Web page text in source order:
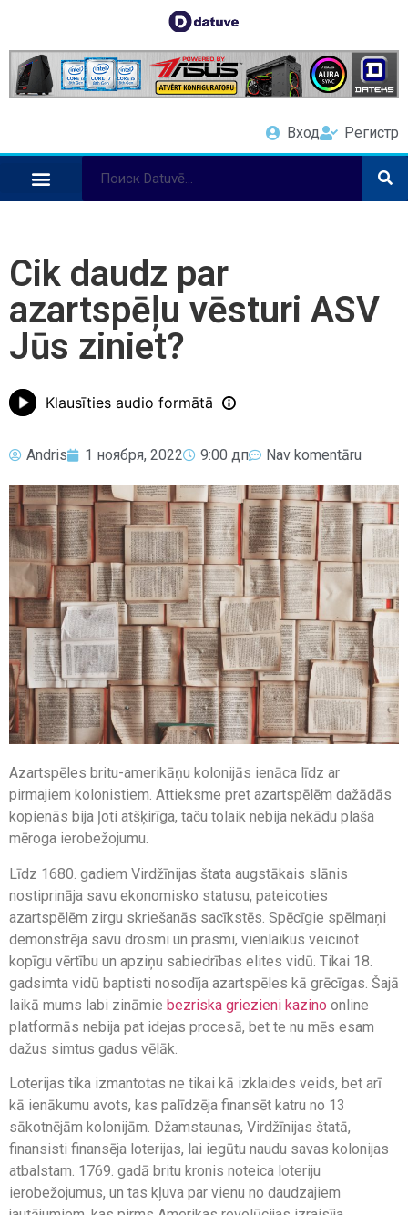
Вход Регистр
Cik daudz par
azartspēļu vēsturi ASV
Jūs ziniet?
Klausīties audio formātā
Andris 1 ноября, 2022 9:00 дп Nav komentāru
Azartspēles britu-amerikāņu kolonijās ienāca līdz ar
pirmajiem kolonistiem. Attieksme pret azartspēlēm dažādās
kopienās bija ļoti atšķirīga, taču tolaik nebija nekādu plaša
mēroga ierobežojumu.
Līdz 1680. gadiem Virdžīnijas štata augstākais slānis
nostiprināja savu ekonomisko statusu, pateicoties
azartspēlēm zirgu skriešanās sacīkstēs. Spēcīgie spēlmaņi
demonstrēja savu drosmi un prasmi, vienlaikus veicinot
kopīgu vērtību un apziņu sabiedrības elites vidū. Tikai 18.
gadsimta vidū baptisti nosodīja azartspēles kā grēcīgas. Šajā
laikā mums labi zināmie bezriska griezieni kazino online
platformās nebija pat idejas procesā, bet te nu mēs esam
dažus simtus gadus vēlāk.
Loterijas tika izmantotas ne tikai kā izklaides veids, bet arī
kā ienākumu avots, kas palīdzēja finansēt katru no 13
sākotnējām kolonijām. Džamstaunas, Virdžīnijas štatā,
finansisti finansēja loterijas, lai iegūtu naudu savas kolonijas
atbalstam. 1769. gadā britu kronis noteica loteriju
ierobežojumus, un tas kļuva par vienu no daudzajiem